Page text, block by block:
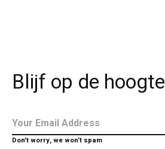
Blijf op de hoogte
Don’t worry, we won’t spam